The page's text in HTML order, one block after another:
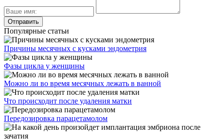
Популярные статьи
Причины месячных с кусками эндометрия
Фазы цикла у женщины
Можно ли во время месячных лежать в ванной
Что происходит после удаления матки
Передозировка парацетамолом